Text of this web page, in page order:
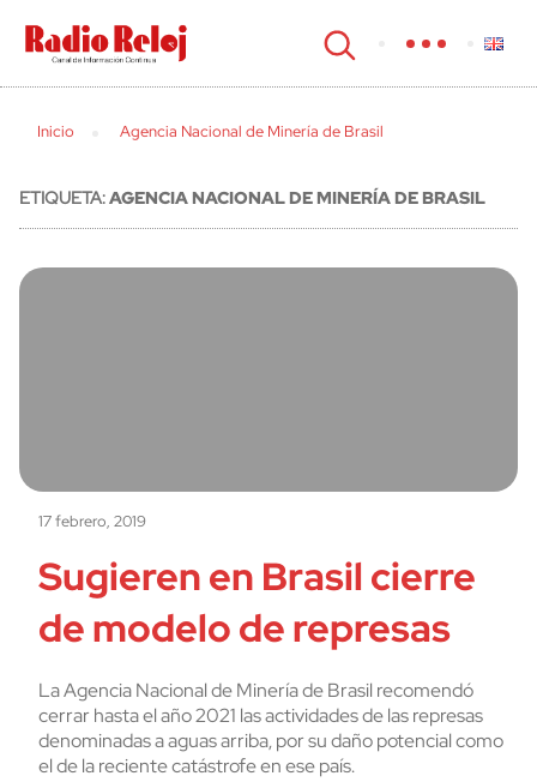
cerrar
Inicio Agencia Nacional de Minería de Brasil
ETIQUETA:AGENCIA NACIONAL DE MINERÍA DE BRASIL
17 febrero, 2019
Sugieren en Brasil cierre
de modelo de represas
La Agencia Nacional de Minería de Brasil recomendó
cerrar hasta el año 2021 las actividades de las represas
denominadas a aguas arriba, por su daño potencial como
el de la reciente catástrofe en ese país.